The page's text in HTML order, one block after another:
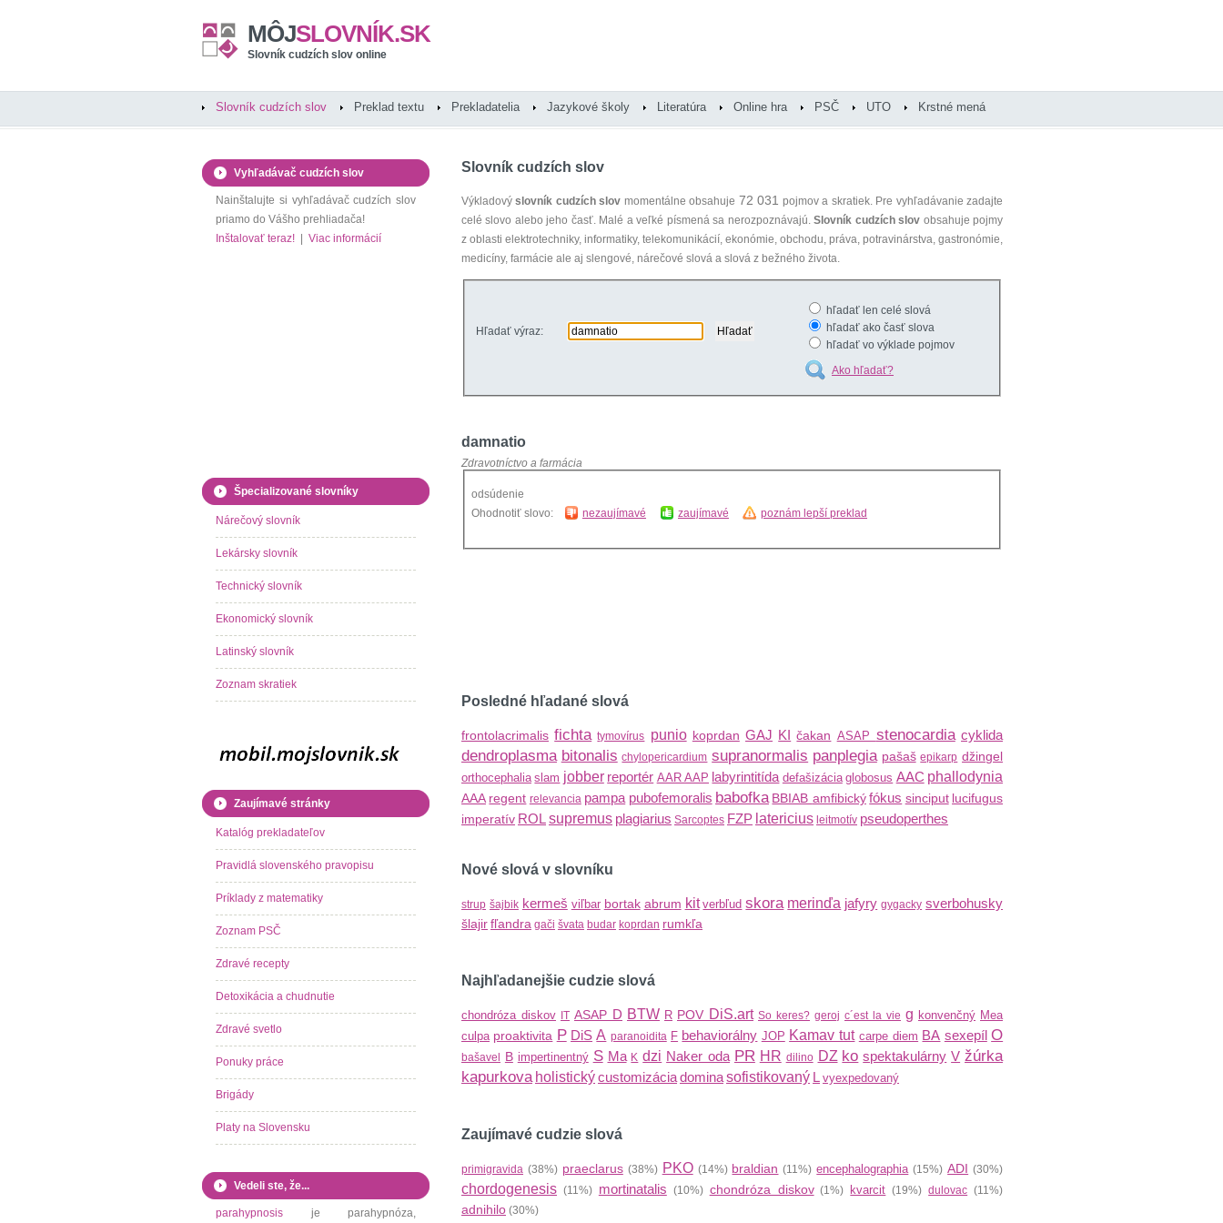
MÔJSLOVNÍK.SK
Slovník cudzích slov online
Slovník cudzích slov Preklad textu Prekladatelia Jazykové školy Literatúra Online hra PSČ UTO Krstné mená
Slovník cudzích slov
Výkladovýslovník cudzích slov momentálne obsahuje 72 031 pojmov a skratiek. Pre vyhľadávanie zadajte
celé slovo alebo jeho časť. Malé a veľké písmená sa nerozpoznávajú.Slovník cudzích slov obsahuje pojmy
z oblasti elektrotechniky, informatiky, telekomunikácií, ekonómie, obchodu, práva, potravinárstva, gastronómie,
medicíny, farmácie ale aj slengové, nárečové slová a slová z bežného života.
Hľadať výraz:
hľadať len celé slová
hľadať ako časť slova
hľadať vo výklade pojmov
Ako hľadať?
damnatio
Zdravotníctvo a farmácia
odsúdenie
Ohodnotiť slovo:
nezaujímavé zaujímavé poznám lepší preklad
Posledné hľadané slová
frontolacrimalis fichta tymovírus punio koprdan GAJ KI čakan ASAP stenocardia cyklida
dendroplasma bitonalis chylopericardium supranormalis panplegia pašaš epikarp džingel
orthocephalia slam jobber reportér AARAAP labyrintitída defašizácia globosus AAC phallodynia
AAA regent relevancia pampa pubofemoralis babofka BBIAB amfibický fókus sinciput lucifugus
imperatív ROL supremus plagiarius Sarcoptes FZP latericius leitmotív pseudoperthes
Nové slová v slovníku
strup šajbik kermeš viľbar bortak abrum kit verbľud skora merinďa jafyry gygacky sverbohusky
šlajirfľandra gači švata budar koprdan rumkľa
Najhľadanejšie cudzie slová
chondróza diskov IT ASAP D BTW R POV DiS.art So keres? geroj c´est la vie g konvenčný Mea
culpa proaktivita P DiS A paranoidita F behaviorálny JOP Kamav tut carpe diem BA sexepíl O
bašavel B impertinentný S Ma K dzi Naker oda PR HR dilino DZ ko spektakulárny V žúrka
kapurkova holistickýcustomizáciadominasofistikovaný L vyexpedovaný
Zaujímavé cudzie slová
primigravida (38%) praeclarus(38%) PKO(14%) braldian (11%)encephalographia(15%)ADI (30%)
chordogenesis (11%) mortinatalis (10%) chondróza diskov(1%) kvarcit (19%)dulovac (11%)
adnihilo (30%)
Vyhľadávač cudzích slov
Nainštalujte si vyhľadávač cudzích slov
priamo do Vášho prehliadača!
Inštalovať teraz!
Viac informácií
Špecializované slovníky
Nárečový slovník
Lekársky slovník
Technický slovník
Ekonomický slovník
Latinský slovník
Zoznam skratiek
Zaujímavé stránky
Katalóg prekladateľov
Pravidlá slovenského pravopisu
Príklady z matematiky
Zoznam PSČ
Zdravé recepty
Detoxikácia a chudnutie
Zdravé svetlo
Ponuky práce
Brigády
Platy na Slovensku
Vedeli ste, že...
parahypnosis je parahypnóza,